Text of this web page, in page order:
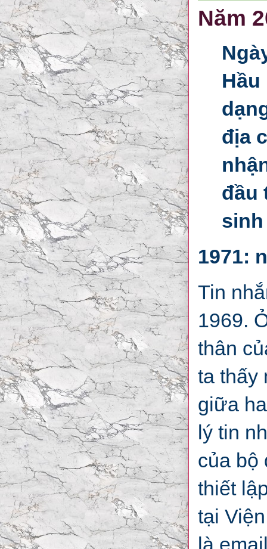
Năm
địa
đầu
1971:
Tin
1969.
thân
ta thấy
giữa
lý tin
của bộ
thiết
tại
là